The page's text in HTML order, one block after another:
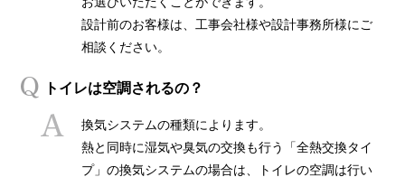
設計前のお客様は、工事会社様や設計事務所様にご
相談ください。
トイレは空調されるの？
換気システムの種類によります。
熱と同時に湿気や臭気の交換も行う「全熱交換タイ
プ」の換気システムの場合は、トイレの空調は行い